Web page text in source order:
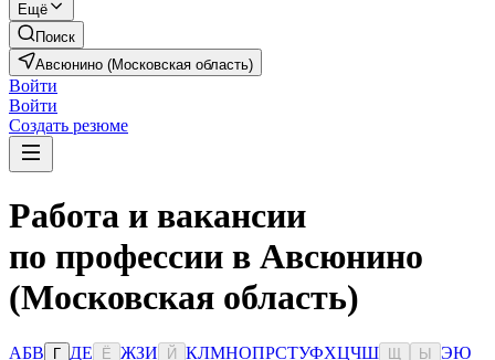
Ещё
Поиск
Авсюнино (Московская область)
Войти
Войти
Создать резюме
Работа и вакансии
по профессии в Авсюнино
(Московская область)
АБВ Г ДЕ Ё ЖЗИ Й КЛМНОПРСТУФХЦЧШ Ы ЭЮ